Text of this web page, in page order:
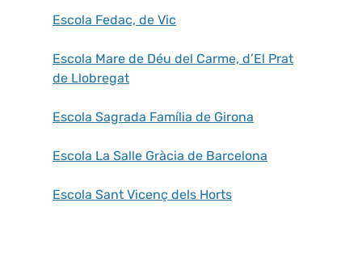
Escola Fedac, de Vic
Escola Mare de Déu del Carme, d’El Prat
de Llobregat
Escola Sagrada Família de Girona
Escola La Salle Gràcia de Barcelona
Escola Sant Vicenç dels Horts